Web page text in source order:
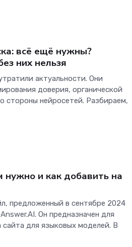
всё ещё нужны?
них нельзя
актуальности. Они
доверия, органической
стороны нейросетей. Разбираем,
нужно и как добавить на
предложенный в сентябре 2024
Он предназначен для
для языковых моделей. В